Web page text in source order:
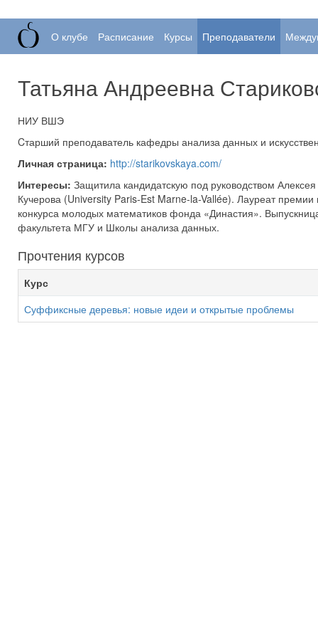
О клубе Расписание Курсы Преподаватели
Татьяна Андреевна
НИУ ВШЭ
Cтарший преподаватель кафедры анализа данных и
Личная страница: http://starikovskaya.com/
Интересы: Защитила кандидатскую под руководством
Кучерова (University Paris-Est Marne-la-Vallée). Лауреат
конкурса молодых математиков фонда Династия .
факультета МГУ и Школы анализа данных.
Прочтения курсов
Курс
Суффиксные деревья: новые идеи и открытые проблемы